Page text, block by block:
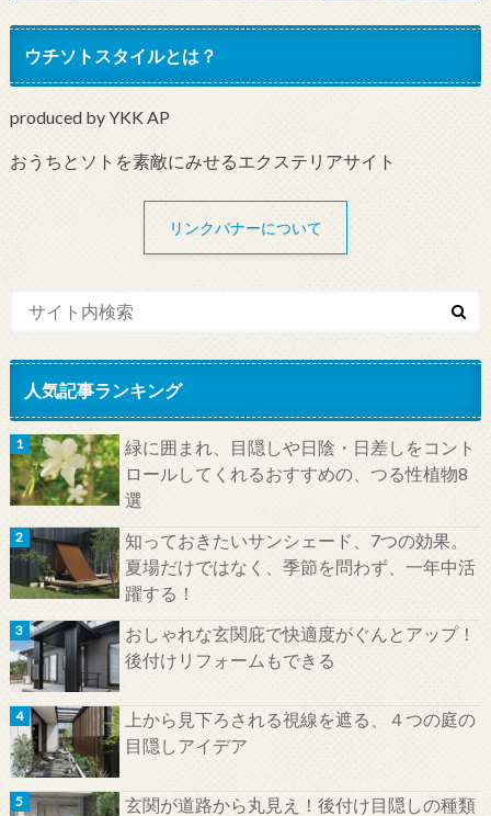
ウチソトスタイルとは？
produced by YKK AP
おうちとソトを素敵にみせるエクステリアサイト
リンクバナーについて
人気記事ランキング
緑に囲まれ、目隠しや日陰・日差しをコント
ロールしてくれるおすすめの、つる性植物8
選
知っておきたいサンシェード、7つの効果。
夏場だけではなく、季節を問わず、一年中活
躍する！
おしゃれな玄関庇で快適度がぐんとアップ！
後付けリフォームもできる
上から見下ろされる視線を遮る、４つの庭の
目隠しアイデア
玄関が道路から丸見え！後付け目隠しの種類